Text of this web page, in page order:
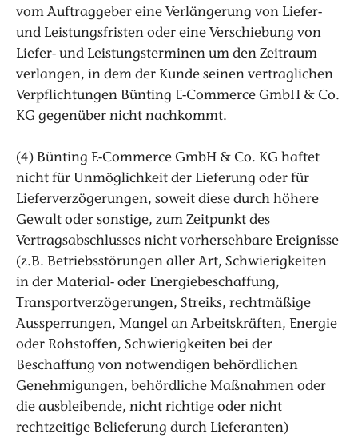
vom Auftraggeber eine Verlängerung von Liefer-
und Leistungsfristen oder eine Verschiebung von
Liefer- und Leistungsterminen um den Zeitraum
verlangen, in dem der Kunde seinen vertraglichen
Verpflichtungen Bünting E-Commerce GmbH & Co.
KG gegenüber nicht nachkommt.
(4) Bünting E-Commerce GmbH & Co. KG haftet
nicht für Unmöglichkeit der Lieferung oder für
Lieferverzögerungen, soweit diese durch höhere
Gewalt oder sonstige, zum Zeitpunkt des
Vertragsabschlusses nicht vorhersehbare Ereignisse
(z.B. Betriebsstörungen aller Art, Schwierigkeiten
in der Material- oder Energiebeschaffung,
Transportverzögerungen, Streiks, rechtmäßige
Aussperrungen, Mangel an Arbeitskräften, Energie
oder Rohstoffen, Schwierigkeiten bei der
Beschaffung von notwendigen behördlichen
Genehmigungen, behördliche Maßnahmen oder
die ausbleibende, nicht richtige oder nicht
rechtzeitige Belieferung durch Lieferanten)